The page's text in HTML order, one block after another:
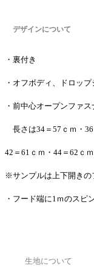
デザインについて
・裏付き
・オフボディ、ドロッ
・前中心オープンファス
長さは34＝57ｃｍ・36
42＝61ｃｍ・44＝62ｃ
※サンプルは上下開きの
・フード端に1ｍのスピ
生地について